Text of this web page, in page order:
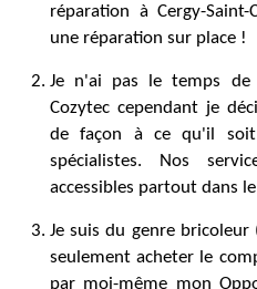
réparation à Cergy-
une réparation sur place !
Je n'ai pas le temps de
Cozytec cependant je
de façon à ce qu'il
spécialistes. Nos
accessibles partout dans
Je suis du genre
seulement acheter le
par moi-même mon